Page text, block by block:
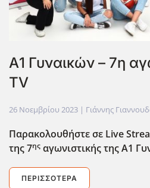
Α1 Γυναικών – 7η
TV
26 Νοεμβρίου 2023 | Γιάννης
Παρακολουθήστε σε Live
της 7ης αγωνιστικής της Α1
ΠΕΡΙΣΣΌΤΕΡΑ